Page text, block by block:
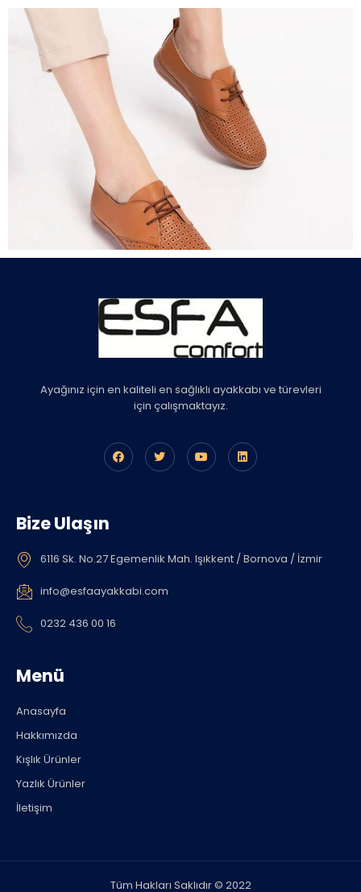
Ürün 26
İncele
Ayağınız için en kaliteli en sağlıklı ayakkabı ve türevleri
için çalışmaktayız.
Bize Ulaşın
6116 Sk. No.27 Egemenlik Mah. Işıkkent / Bornova / İzmir
info@esfaayakkabi.com
0232 436 00 16
Menü
Anasayfa
Hakkımızda
Kışlık Ürünler
Yazlık Ürünler
İletişim
Tüm Hakları Saklıdır © 2022